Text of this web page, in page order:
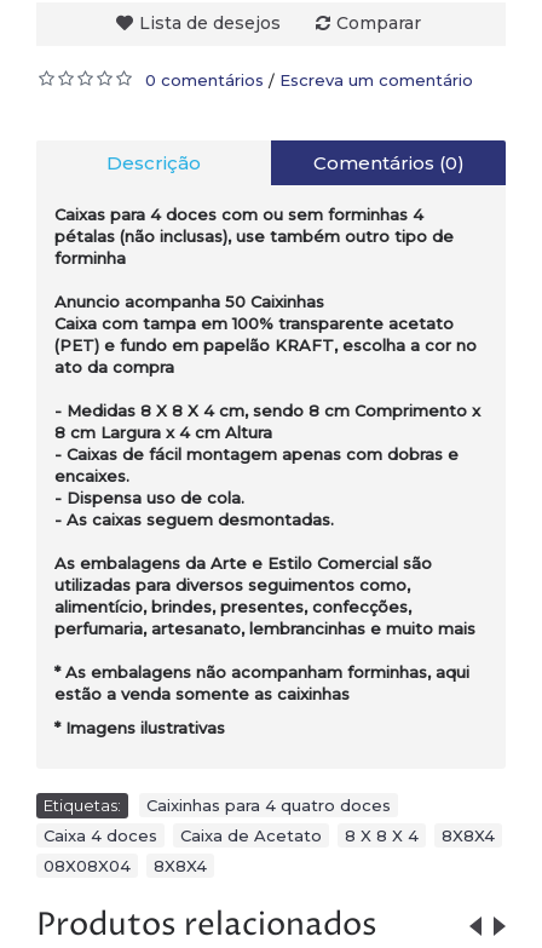
Lista de desejos Comparar
0 comentários / Escreva um comentário
Descrição Comentários (0)
Caixas para 4 doces com ou sem forminhas 4
pétalas (não inclusas), use também outro tipo de
forminha
Anuncio acompanha 50 Caixinhas
Caixa com tampa em 100% transparente acetato
(PET) e fundo em papelão KRAFT, escolha a cor no
ato da compra
- Medidas 8 X 8 X 4 cm, sendo 8 cm Comprimento x
8 cm Largura x 4 cm Altura
- Caixas de fácil montagem apenas com dobras e
encaixes.
- Dispensa uso de cola.
- As caixas seguem desmontadas.
As embalagens da Arte e Estilo Comercial são
utilizadas para diversos seguimentos como,
alimentício, brindes, presentes, confecções,
perfumaria, artesanato, lembrancinhas e muito mais
* As embalagens não acompanham forminhas, aqui
estão a venda somente as caixinhas
*Imagens ilustrativas
Etiquetas: Caixinhas para 4 quatro doces
Caixa 4 doces
Caixa de Acetato 8 X 8 X 4 8X8X4
08X08X04
8X8X4
Produtos relacionados